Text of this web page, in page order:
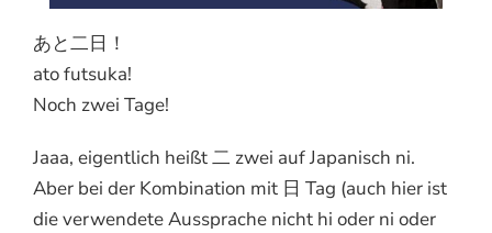
あと二日！
ato futsuka!
Noch zwei Tage!
Jaaa, eigentlich heißt 二 zwei auf Japanisch ni.
Aber bei der Kombination mit 日 Tag (auch hier ist
die verwendete Aussprache nicht hi oder ni oder